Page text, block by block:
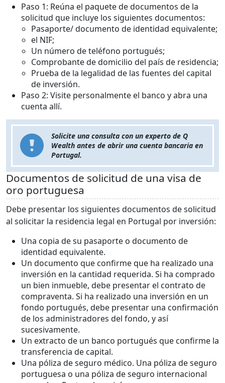
Paso 1: Reúna el paquete de documentos de la
solicitud que incluye los siguientes documentos:
Pasaporte/ documento de identidad equivalente;
el NIF;
Un número de teléfono portugués;
Comprobante de domicilio del país de residencia;
Prueba de la legalidad de las fuentes del capital
de inversión.
Paso 2: Visite personalmente el banco y abra una
cuenta allí.
Solicite una consulta con un experto de Q
Wealth antes de abrir una cuenta bancaria en
Portugal.
Documentos de solicitud de una visa de
oro portuguesa
Debe presentar los siguientes documentos de solicitud
al solicitar la residencia legal en Portugal por inversión:
Una copia de su pasaporte o documento de
identidad equivalente.
Un documento que confirme que ha realizado una
inversión en la cantidad requerida. Si ha comprado
un bien inmueble, debe presentar el contrato de
compraventa. Si ha realizado una inversión en un
fondo portugués, debe presentar una confirmación
de los administradores del fondo, y así
sucesivamente.
Un extracto de un banco portugués que confirme la
transferencia de capital.
Una póliza de seguro médico. Una póliza de seguro
portuguesa o una póliza de seguro internacional